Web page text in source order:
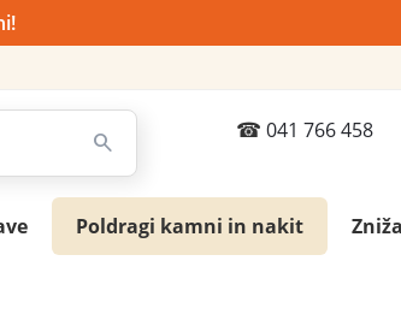
041 766 458
Poldragi kamni in nakit